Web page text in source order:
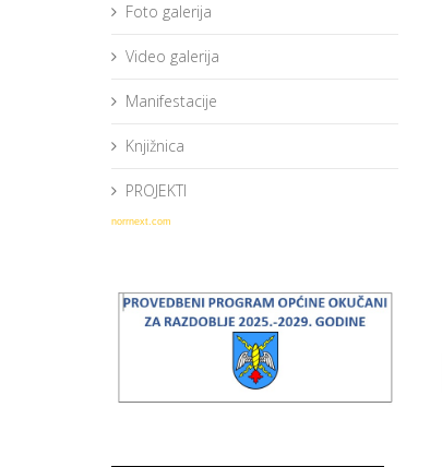
Foto galerija
Video galerija
Manifestacije
Knjižnica
PROJEKTI
norrnext.com